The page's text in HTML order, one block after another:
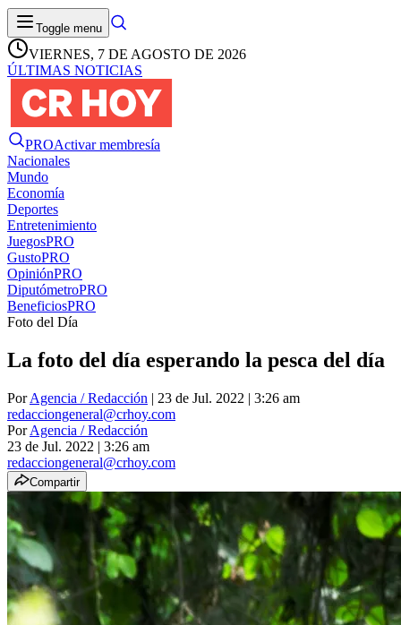
Toggle menu
VIERNES, 7 DE AGOSTO DE 2026
ÚLTIMAS NOTICIAS
PROActivar membresía
Nacionales
Mundo
Economía
Deportes
Entretenimiento
JuegosPRO
GustoPRO
OpiniónPRO
DiputómetroPRO
BeneficiosPRO
Foto del Día
La foto del día esperando la pesca del día
PorAgencia / Redacción | 23 de Jul. 2022 | 3:26 am
redacciongeneral@crhoy.com
PorAgencia / Redacción
23 de Jul. 2022 | 3:26 am
redacciongeneral@crhoy.com
Compartir